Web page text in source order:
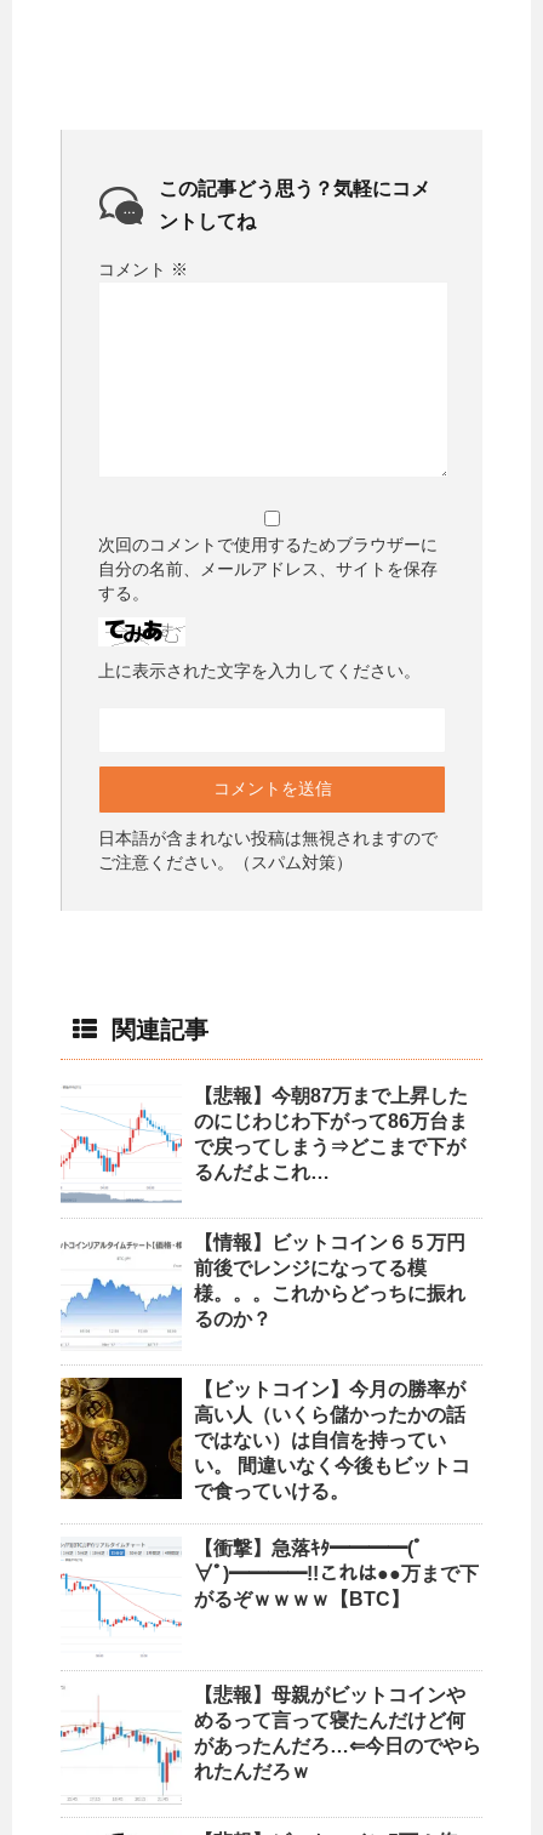
この記事どう思う？気軽にコメ
ントしてね
コメント ※
次回のコメントで使用するためブラウザーに
自分の名前、メールアドレス、サイトを保存
する。
上に表示された文字を入力してください。
日本語が含まれない投稿は無視されますので
ご注意ください。（スパム対策）
関連記事
【悲報】今朝87万まで上昇した
のにじわじわ下がって86万台ま
で戻ってしまう⇒どこまで下が
るんだよこれ…
【情報】ビットコイン６５万円
前後でレンジになってる模
様。。。これからどっちに振れ
るのか？
【ビットコイン】今月の勝率が
高い人（いくら儲かったかの話
ではない）は自信を持ってい
い。 間違いなく今後もビットコ
で食っていける。
【衝撃】急落ｷﾀ━━━━(ﾟ
∀ﾟ)━━━━!!これは●●万まで下
がるぞｗｗｗｗ【BTC】
【悲報】母親がビットコインや
めるって言って寝たんだけど何
があったんだろ…⇐今日のでやら
れたんだろｗ